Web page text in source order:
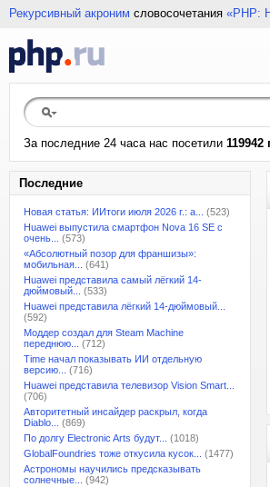
Рекурсивный акроним словосочетания «PHP:
За последние 24 часа нас посетили 119942
Последние
Новая статья: ИИтоги июля 2026 г.: а...
(523)
Huawei выпустила смартфон Nova 16 SE с
очень...
(573)
«Абсолютный позор для франшизы»:
мобильная...
(641)
Huawei представила самый лёгкий 14-
дюймовый...
(533)
Huawei представила лёгкий 14-дюймовый...
(592)
Моддер создал для Steam Machine
переднюю...
(712)
Time начал показывать ИИ отдельную
версию...
(716)
Huawei представила телевизор Vision Smart...
(706)
Авторитетный инсайдер раскрыл, когда
Diablo...
(869)
По долгу Electronic Arts будут...
(1018)
GlobalFoundries тоже откусила кусок...
(1477)
Астрономы научились предсказывать
солнечные...
(942)